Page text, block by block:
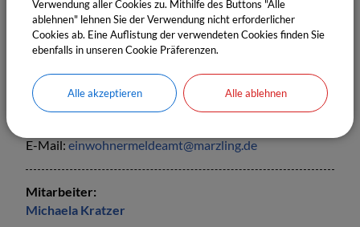
Tel.:08161 9679-19
E-Mail:
einwohnermeldeamt@marzling.de
Mitarbeiter:
Sarah
Drinic
E-Mail:einwohnermeldeamt@marzling.de
Mitarbeiter:
Michaela Kratzer
Verwendung aller Cookies zu. Mithilfe des Buttons "Alle
ablehnen" lehnen Sie der Verwendung nicht erforderlicher
Cookies ab. Eine Auflistung der verwendeten Cookies finden Sie
ebenfalls in unseren Cookie Präferenzen.
Alle akzeptieren Alle ablehnen